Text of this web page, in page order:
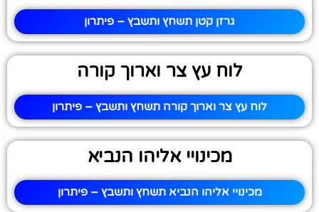
גרזן קטן תשחץ ותשבץ – פיתרון
לוח עץ צר וארוך קורה
לוח עץ צר וארוך קורה תשחץ ותשבץ – פיתרון
מכינויי אליהו הנביא
מכינויי אליהו הנביא תשחץ ותשבץ – פיתרון